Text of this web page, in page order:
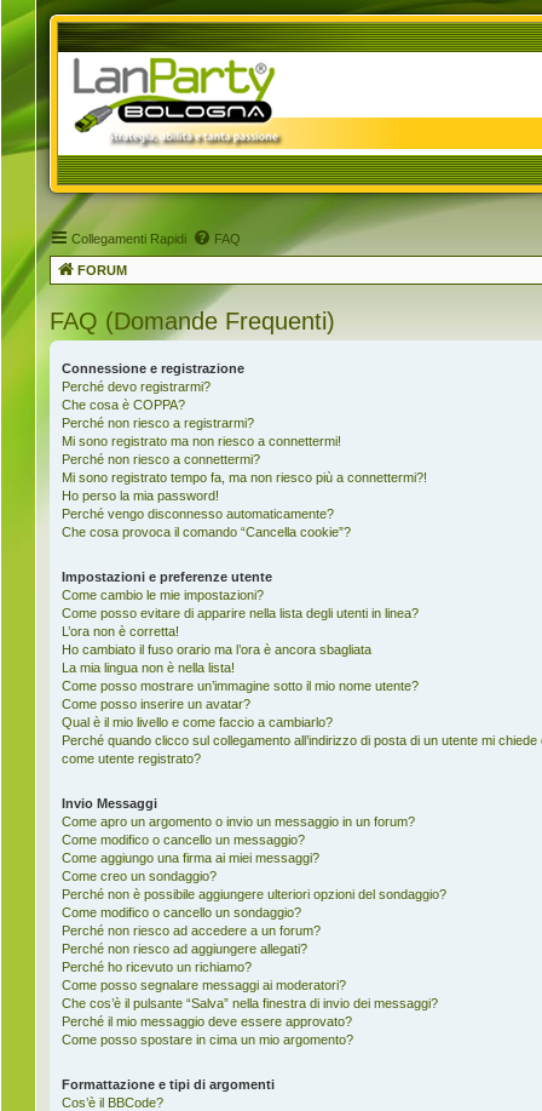
Collegamenti Rapidi FAQ
FORUM
FAQ (Domande Frequenti)
Connessione e registrazione
Perché devo registrarmi?
Che cosa è COPPA?
Perché non riesco a registrarmi?
Mi sono registrato ma non riesco a connettermi!
Perché non riesco a connettermi?
Mi sono registrato tempo fa, ma non riesco più a connettermi?!
Ho perso la mia password!
Perché vengo disconnesso automaticamente?
Che cosa provoca il comando “Cancella cookie”?
Impostazioni e preferenze utente
Come cambio le mie impostazioni?
Come posso evitare di apparire nella lista degli utenti in linea?
L’ora non è corretta!
Ho cambiato il fuso orario ma l’ora è ancora sbagliata
La mia lingua non è nella lista!
Come posso mostrare un’immagine sotto il mio nome utente?
Come posso inserire un avatar?
Qual è il mio livello e come faccio a cambiarlo?
Perché quando clicco sul collegamento all’indirizzo di posta di un utente mi
come utente registrato?
Invio Messaggi
Come apro un argomento o invio un messaggio in un forum?
Come modifico o cancello un messaggio?
Come aggiungo una firma ai miei messaggi?
Come creo un sondaggio?
Perché non è possibile aggiungere ulteriori opzioni del sondaggio?
Come modifico o cancello un sondaggio?
Perché non riesco ad accedere a un forum?
Perché non riesco ad aggiungere allegati?
Perché ho ricevuto un richiamo?
Come posso segnalare messaggi ai moderatori?
Che cos’è il pulsante “Salva” nella finestra di invio dei messaggi?
Perché il mio messaggio deve essere approvato?
Come posso spostare in cima un mio argomento?
Formattazione e tipi di argomenti
Cos’è il BBCode?